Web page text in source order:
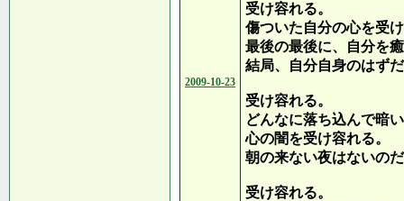
2009-10-23
受け容れる。
傷ついた自分の心を受
最後の最後に、自分を
結局、自分自身のはず
受け容れる。
どんなに落ち込んで暗
心の闇を受け容れる。
朝の来ない夜はないの
受け容れる。